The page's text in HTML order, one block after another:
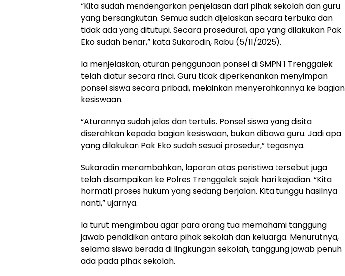
“Kita sudah mendengarkan penjelasan dari pihak sekolah dan guru
yang bersangkutan. Semua sudah dijelaskan secara terbuka dan
tidak ada yang ditutupi. Secara prosedural, apa yang dilakukan Pak
Eko sudah benar,” kata Sukarodin, Rabu (5/11/2025).
Ia menjelaskan, aturan penggunaan ponsel di SMPN 1 Trenggalek
telah diatur secara rinci. Guru tidak diperkenankan menyimpan
ponsel siswa secara pribadi, melainkan menyerahkannya ke bagian
kesiswaan.
“Aturannya sudah jelas dan tertulis. Ponsel siswa yang disita
diserahkan kepada bagian kesiswaan, bukan dibawa guru. Jadi apa
yang dilakukan Pak Eko sudah sesuai prosedur,” tegasnya.
Sukarodin menambahkan, laporan atas peristiwa tersebut juga
telah disampaikan ke Polres Trenggalek sejak hari kejadian. “Kita
hormati proses hukum yang sedang berjalan. Kita tunggu hasilnya
nanti,” ujarnya.
Ia turut mengimbau agar para orang tua memahami tanggung
jawab pendidikan antara pihak sekolah dan keluarga. Menurutnya,
selama siswa berada di lingkungan sekolah, tanggung jawab penuh
ada pada pihak sekolah.